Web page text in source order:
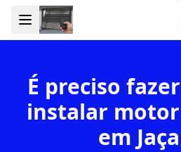
É preciso
instalar
em